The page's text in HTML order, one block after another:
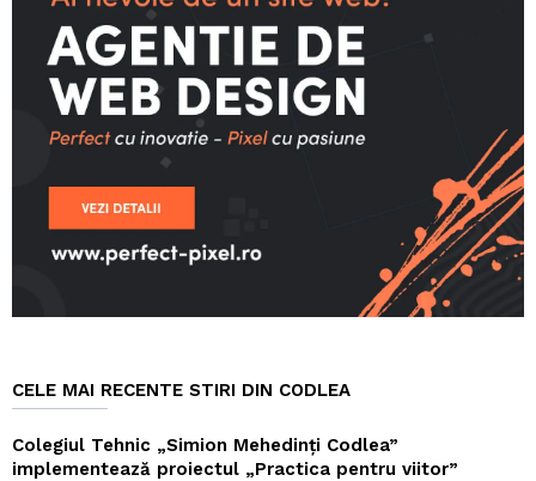
CELE MAI RECENTE STIRI DIN CODLEA
Colegiul Tehnic „Simion Mehedinți Codlea”
implementează proiectul „Practica pentru viitor”